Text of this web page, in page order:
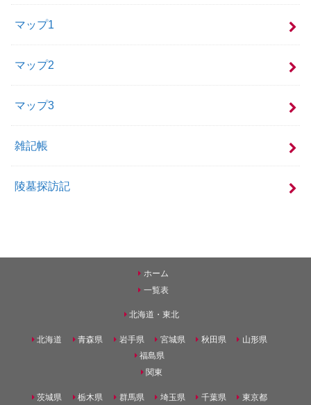
マップ1
マップ2
マップ3
雑記帳
陵墓探訪記
ホーム
一覧表
北海道・東北
北海道 青森県 岩手県 宮城県 秋田県
山形県
福島県
関東
茨城県 栃木県 群馬県 埼玉県 千葉県 東京都